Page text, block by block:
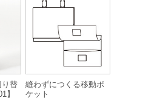
り替
】
縫わずにつくる移動ポ
ケット